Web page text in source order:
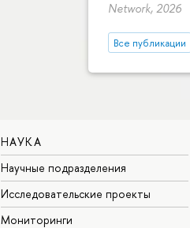
Network, 2026
Все публикации
НАУКА
Научные подразделения
Исследовательские проекты
Мониторинги